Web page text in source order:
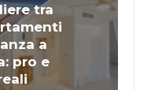
tra
a
pro e